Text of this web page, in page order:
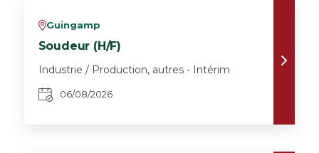
vGuingamp
Soudeur (H/F)
Industrie / Production, autres - Intérim
06/08/2026